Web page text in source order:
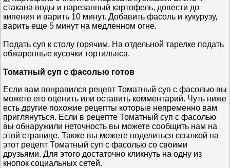
стакана воды и нарезанный картофель, довести до
кипения и варить 10 минут. Добавить фасоль и кукурузу,
варить еще 5 минут на медленном огне.
Подать суп к столу горячим. На отдельной тарелке подать
обжаренные кусочки тортильяса.
Томатный суп с фасолью готов
Если вам понравился рецепт Томатный суп с фасолью вы
можете его оценить или оставить комментарий. Чуть ниже
есть другие похожие рецепты которые непременно вам
приглянуться. Если в рецепте Томатный суп с фасолью
вы обнаружили неточность вы можете сообщить нам на
этой странице. Также вы можете поделиться ссылкой на
этот рецепт Томатный суп с фасолью со своими
друзьями. Для этого достаточно кликнуть на одну из
кнопок социальных сетей.